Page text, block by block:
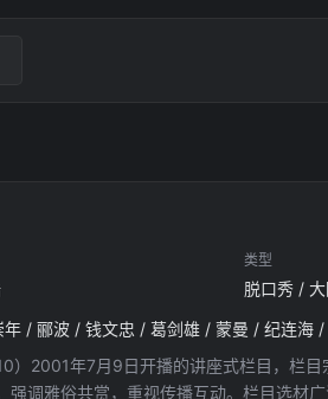
类型
脱口秀 /
/ 郦波 / 钱文忠 / 葛剑雄 / 蒙曼 / 纪连
）2001年7月9日开播的讲座式栏目，栏
调雅俗共赏，重视传播互动。栏目选材